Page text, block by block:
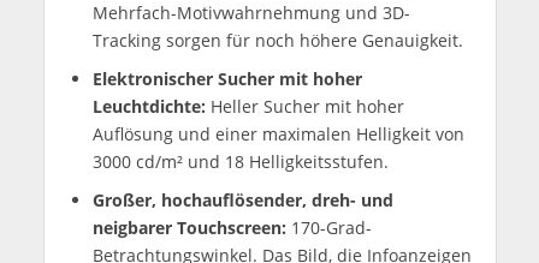
Mehrfach-Motivwahrnehmung und 3D-
Tracking sorgen für noch höhere Genauigkeit.
Elektronischer Sucher mit hoher
Leuchtdichte: Heller Sucher mit hoher
Auflösung und einer maximalen Helligkeit von
3000 cd/m² und 18 Helligkeitsstufen.
Großer, hochauflösender, dreh- und
neigbarer Touchscreen: 170-Grad-
Betrachtungswinkel. Das Bild, die Infoanzeigen